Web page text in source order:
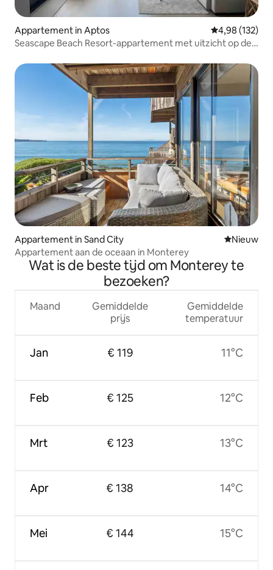
Appartement in Aptos Gemiddelde
4,98 (132)
Seascape Beach Resort-appartement met uitzicht op de
Appartement in Sand City Nieuwe
Nieuw
Appartement aan de oceaan in Monterey
Wat is de beste tijd om Monterey te
bezoeken?
Maand
Jan
Feb
Mrt
Apr
Mei
Gemiddelde
prijs
€ 119
€ 125
€ 123
€ 138
€ 144
Gemiddelde
temperatuur
11°C
12°C
13°C
14°C
15°C